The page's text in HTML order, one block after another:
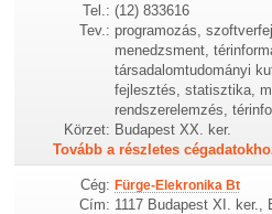
Tel.: (12) 833616
Tev.: programozás,
menedzsment,
társadalomtudományi
fejlesztés, statisztika,
rendszerelemzés,
Körzet: Budapest XX. ker.
Tovább a részletes
Cég: Fürge-Elekronika Bt
Cím: 1117 Budapest XI. ker.,